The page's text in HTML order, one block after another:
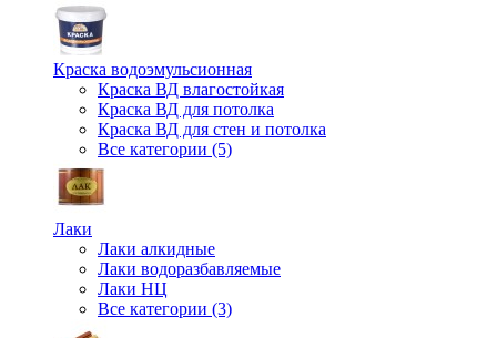
Краска водоэмульсионная
Краска ВД влагостойкая
Краска ВД для потолка
Краска ВД для стен и потолка
Все категории (5)
Лаки
Лаки алкидные
Лаки водоразбавляемые
Лаки НЦ
Все категории (3)